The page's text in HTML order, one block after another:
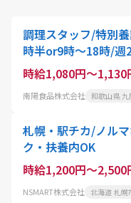
調理スタッフ/特別
時半or9時～18時/週
時給1,080円～1,130
南陽食品株式会社 和歌山県 九
札幌・駅チカ/ノル
ク・扶養内OK
時給1,200円～2,500
NSMART株式会社 北海道 札幌